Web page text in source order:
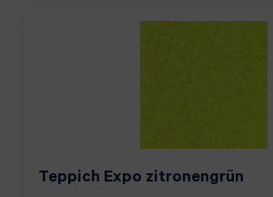
Teppich Expo zitronengrün